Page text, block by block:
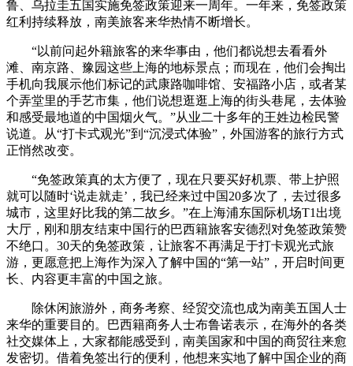
鲁、乌拉圭五国实施免签政策迎来一周年。一年来，免签政策
红利持续释放，南美旅客来华热情不断增长。
“以前问起外籍旅客的来华事由，他们都说想去看看外
滩、南京路、豫园这些上海的地标景点；而现在，他们会掏出
手机向我展示他们标记的武康路咖啡馆、安福路小店，或者某
个弄堂里的手艺市集，他们说想逛逛上海的街头巷尾，去体验
和感受最地道的中国烟火气。”从业二十多年的王姓边检民警
说道。从“打卡式观光”到“沉浸式体验”，外国游客的旅行方式
正悄然改变。
“免签政策真的太方便了，现在只要买好机票、带上护照
就可以随时‘说走就走’，我已经来过中国20多次了，去过很多
城市，这里好比我的第二故乡。”在上海浦东国际机场T1出境
大厅，刚和朋友结束中国行的巴西籍旅客安德烈对免签政策赞
不绝口。30天的免签政策，让旅客不再满足于打卡观光式旅
游，更愿意把上海作为深入了解中国的“第一站”，开启时间更
长、内容更丰富的中国之旅。
除休闲旅游外，商务考察、经贸交流也成为南美五国人士
来华的重要目的。巴西籍商务人士布鲁诺表示，在海外的各类
社交媒体上，大家都能感受到，南美国家和中国的商贸往来愈
发密切。借着免签出行的便利，他想来实地了解中国企业的商